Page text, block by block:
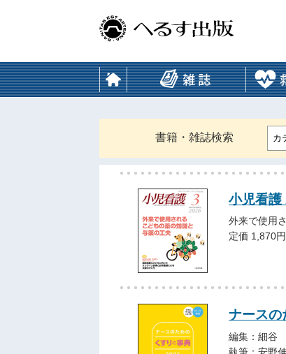
書籍・雑誌検索 カ
小児看
外来で使用
定価 1,870円
ナースの
編集：細谷
執筆：安野